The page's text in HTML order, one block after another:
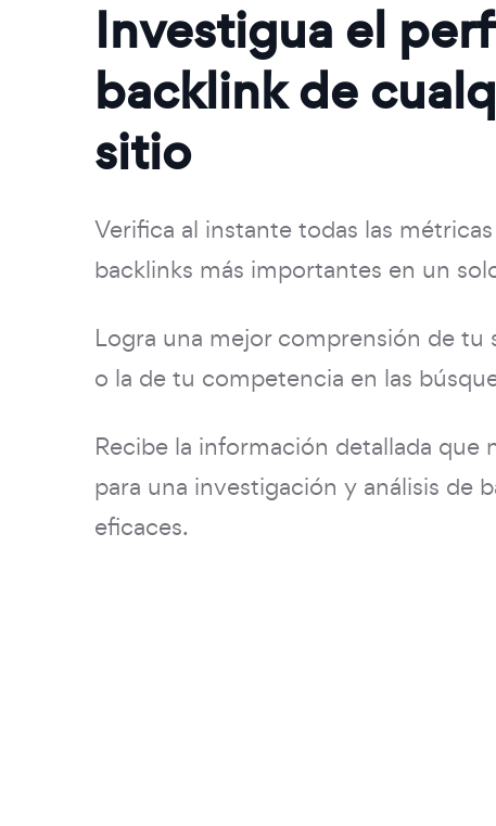
Investigua el
backlink de
sitio
Verifica al instante todas las
backlinks más importantes en un
Logra una mejor comprensión de tu
o la de tu competencia en las
Recibe la información detallada que
para una investigación y análisis de
eficaces.